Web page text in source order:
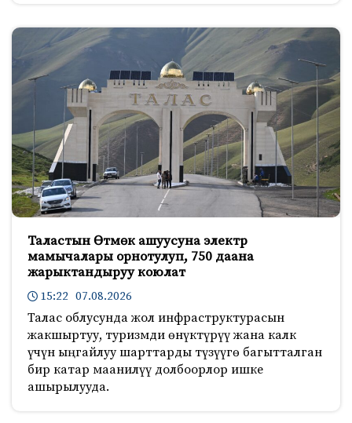
Таластын Өтмөк ашуусуна электр
мамычалары орнотулуп, 750 даана
жарыктандыруу коюлат
15:22 07.08.2026
Талас облусунда жол инфраструктурасын
жакшыртуу, туризмди өнүктүрүү жана калк
үчүн ыңгайлуу шарттарды түзүүгө багытталган
бир катар маанилүү долбоорлор ишке
ашырылууда.